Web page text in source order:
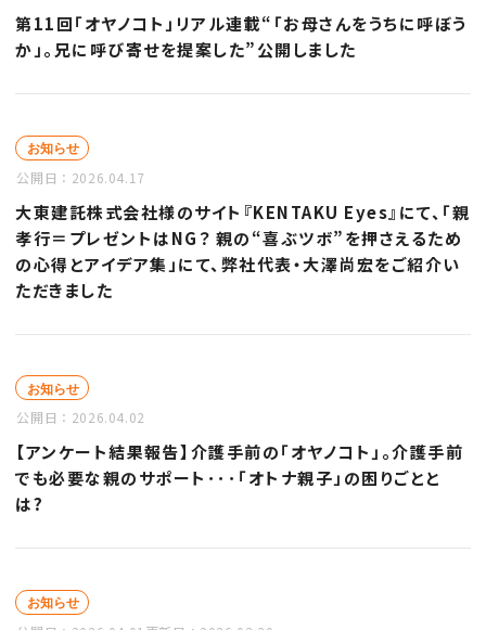
第11回「オヤノコト」リアル連載“「お母さんをうちに呼ぼう
か」。兄に呼び寄せを提案した”公開しました
お知らせ
公開日： 2026.04.17
大東建託株式会社様のサイト『KENTAKU Eyes』にて、「親
孝行＝プレゼントはNG？ 親の“喜ぶツボ”を押さえるため
の心得とアイデア集」にて、弊社代表・大澤尚宏をご紹介い
ただきました
お知らせ
公開日： 2026.04.02
【アンケート結果報告】介護手前の「オヤノコト」。介護手前
でも必要な親のサポート･･･「オトナ親子」の困りごとと
は?
お知らせ